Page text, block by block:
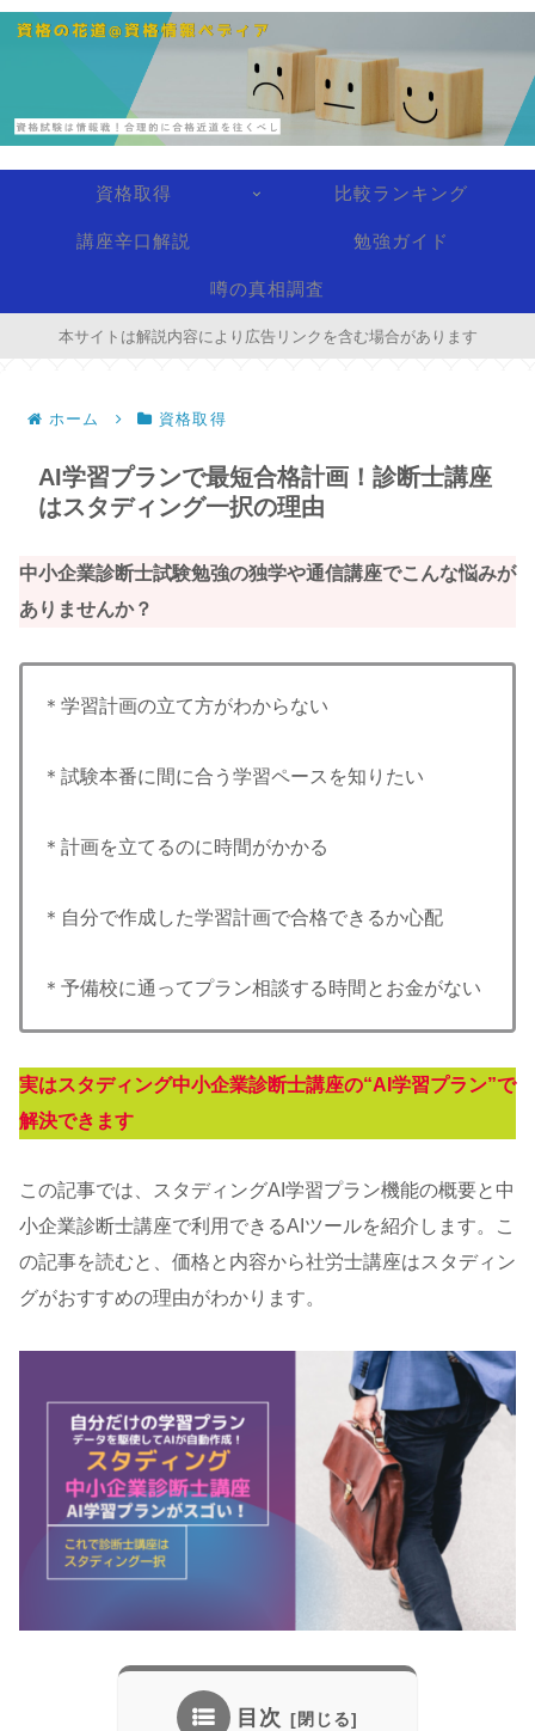
資格取得 比較ランキング
講座辛口解説 勉強ガイド
噂の真相調査
本サイトは解説内容により広告リンクを含む場合があります
ホーム 資格取得
AI学習プランで最短合格計画！診断士講座
はスタディング一択の理由
中小企業診断士試験勉強の独学や通信講座でこんな悩みが
ありませんか？
＊学習計画の立て方がわからない
＊試験本番に間に合う学習ペースを知りたい
＊計画を立てるのに時間がかかる
＊自分で作成した学習計画で合格できるか心配
＊予備校に通ってプラン相談する時間とお金がない
実はスタディング中小企業診断士講座の“AI学習プラン”で
解決できます
この記事では、スタディングAI学習プラン機能の概要と中
小企業診断士講座で利用できるAIツールを紹介します。こ
の記事を読むと、価格と内容から社労士講座はスタディン
グがおすすめの理由がわかります。
目次